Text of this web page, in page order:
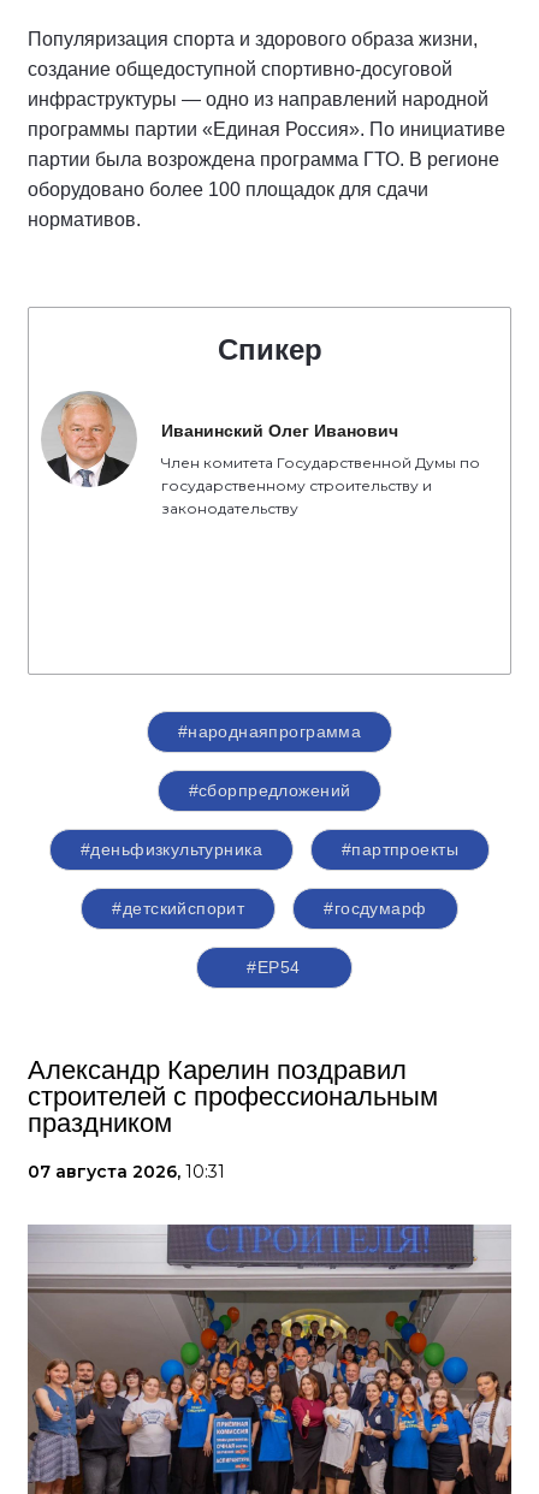
Популяризация спорта и здорового образа жизни,
создание общедоступной спортивно-досуговой
инфраструктуры — одно из направлений народной
программы партии «Единая Россия». По инициативе
партии была возрождена программа ГТО. В регионе
оборудовано более 100 площадок для сдачи
нормативов.
Спикер
Иванинский Олег Иванович
Член комитета Государственной Думы по
государственному строительству и
законодательству
#народнаяпрограмма
#сборпредложений
#деньфизкультурника #партпроекты
#детскийспорит #госдумарф
#ЕР54
Александр Карелин поздравил
строителей с профессиональным
праздником
07 августа 2026, 10:31